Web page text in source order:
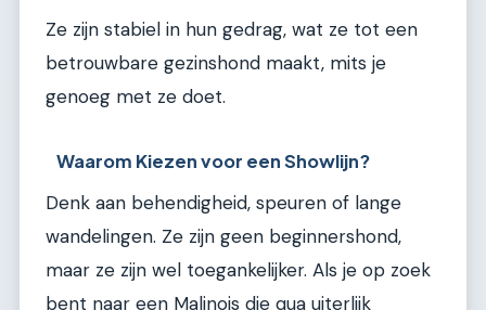
Ze zijn stabiel in hun gedrag, wat ze tot een
betrouwbare gezinshond maakt, mits je
genoeg met ze doet.
Waarom Kiezen voor een Showlijn?
Denk aan behendigheid, speuren of lange
wandelingen. Ze zijn geen beginnershond,
maar ze zijn wel toegankelijker. Als je op zoek
bent naar een Malinois die qua uiterlijk